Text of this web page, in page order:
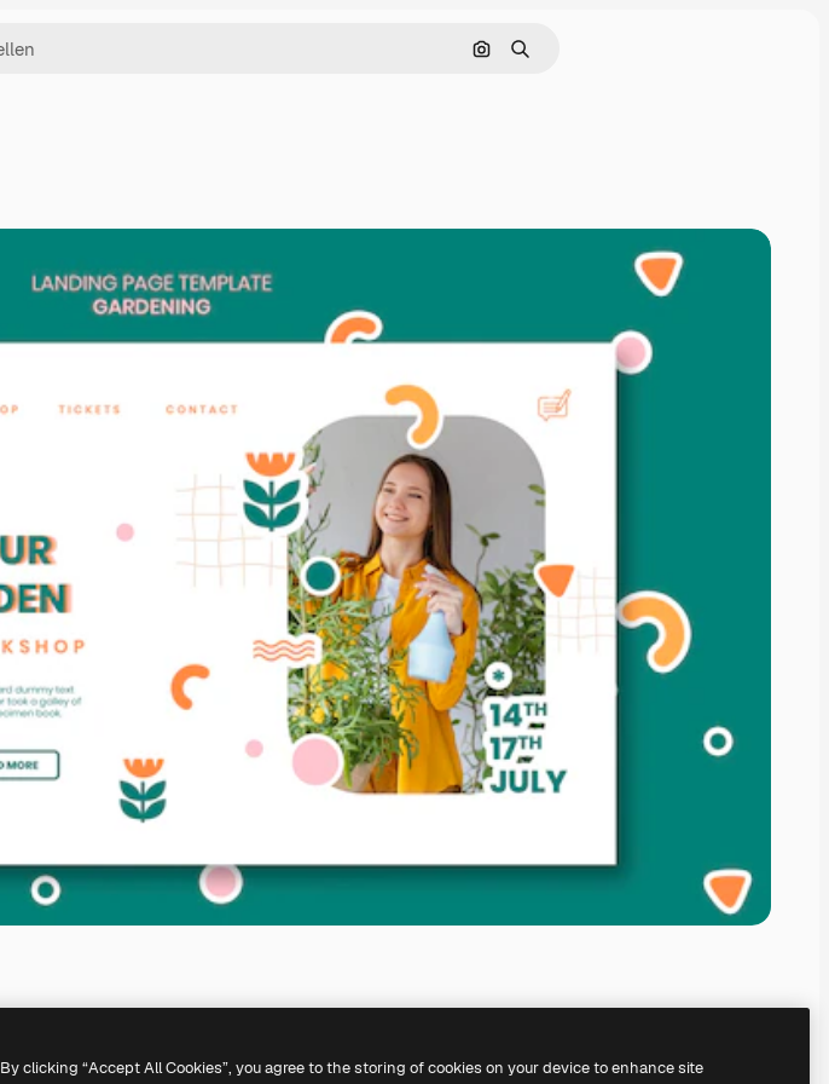
Nach Bild suchen
Suchen
By clicking “Accept All Cookies”, you agree to the storing of cookies on your device to enhance site